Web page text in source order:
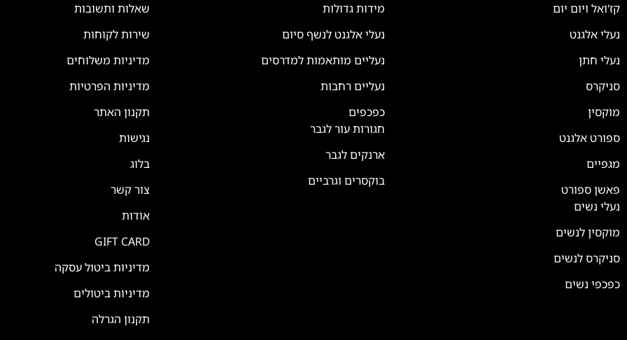
קז'ואל ויום יום
נעלי אלגנט
נעלי חתן
סניקרס
מוקסין
ספורט אלגנט
מגפיים
פאשן ספורט
נעלי נשים
מוקסין לנשים
סניקרס לנשים
כפכפי נשים
מידות גדולות
נעלי אלגנט לנשף סיום
נעליים מותאמות למדרסים
נעליים רחבות
כפכפים
חגורות עור לגבר
ארנקים לגבר
בוקסרים וגרביים
שאלות ותשובות
שירות לקוחות
מדיניות משלוחים
מדיניות הפרטיות
תקנון האתר
נגישות
בלוג
צור קשר
אודות
GIFT CARD
מדיניות ביטול עסקה
מדיניות ביטולים
תקנון הגרלה
💬